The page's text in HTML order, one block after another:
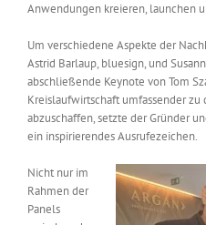
Anwendungen kreieren, launchen
Um verschiedene Aspekte der
Astrid Barlaup, bluesign, und
abschließende Keynote von Tom
Kreislaufwirtschaft umfassender zu
abzuschaffen, setzte der Gründer
ein inspirierendes Ausrufezeichen.
Nicht nur im
Rahmen der
Panels